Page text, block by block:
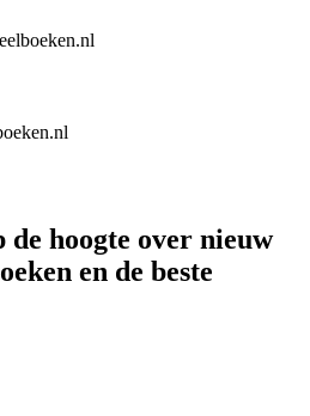
de hoogte over nieuw
en de beste